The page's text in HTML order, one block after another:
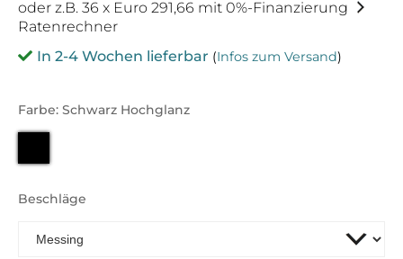
oder z.B. 36 x Euro 291,66 mit 0%-Finanzierung
Ratenrechner
In 2-4 Wochen lieferbar (Infos zum Versand)
Farbe: Schwarz Hochglanz
Beschläge